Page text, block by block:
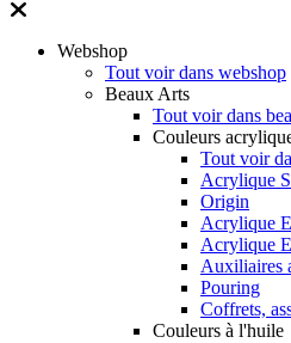
Webshop
Tout voir dans webshop
Beaux Arts
Tout voir dans
Couleurs
Tout voir
Acrylique
Origin
Acrylique
Acrylique
Auxiliaires
Pouring
Coffrets,
Couleurs à l'huile